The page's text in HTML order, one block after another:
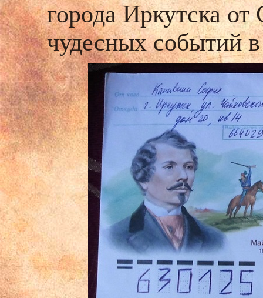
города Иркутска
чудесных событий